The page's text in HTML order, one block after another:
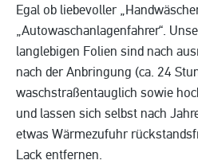
Egal ob liebevoller
„Autowaschanlagenfahrer“.
langlebigen Folien sind nach
nach der Anbringung (ca. 24
waschstraßentauglich sowie
und lassen sich selbst nach
etwas Wärmezufuhr
Lack entfernen.